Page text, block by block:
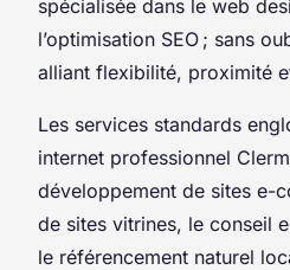
spécialisée dans le web
l’optimisation SEO ; sans
alliant flexibilité, proximité
Les services standards
internet professionnel
développement de sites e-
de sites vitrines, le conseil
le référencement naturel